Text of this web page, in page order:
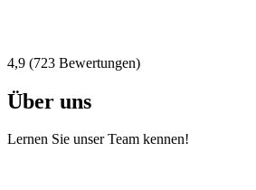
4,9 (723 Bewertungen)
Über uns
Lernen Sie unser Team kennen!